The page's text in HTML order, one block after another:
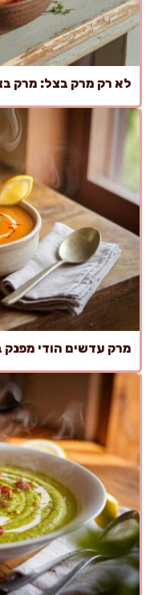
לא רק מרק בצל: מרק
מרק עדשים הודי מפנק ב-45 דקות, בלי חלב